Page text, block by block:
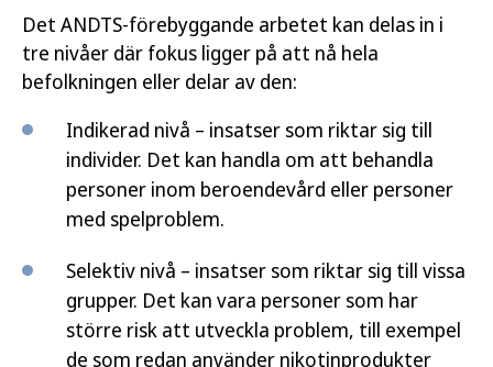
Det ANDTS-förebyggande arbetet kan delas in i
tre nivåer där fokus ligger på att nå hela
befolkningen eller delar av den:
Indikerad nivå – insatser som riktar sig till
individer. Det kan handla om att behandla
personer inom beroendevård eller personer
med spelproblem.
Selektiv nivå – insatser som riktar sig till vissa
grupper. Det kan vara personer som har
större risk att utveckla problem, till exempel
de som redan använder nikotinprodukter